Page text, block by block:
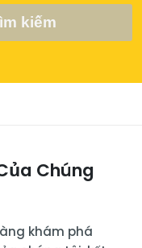
kiếm
Chúng
khám phá